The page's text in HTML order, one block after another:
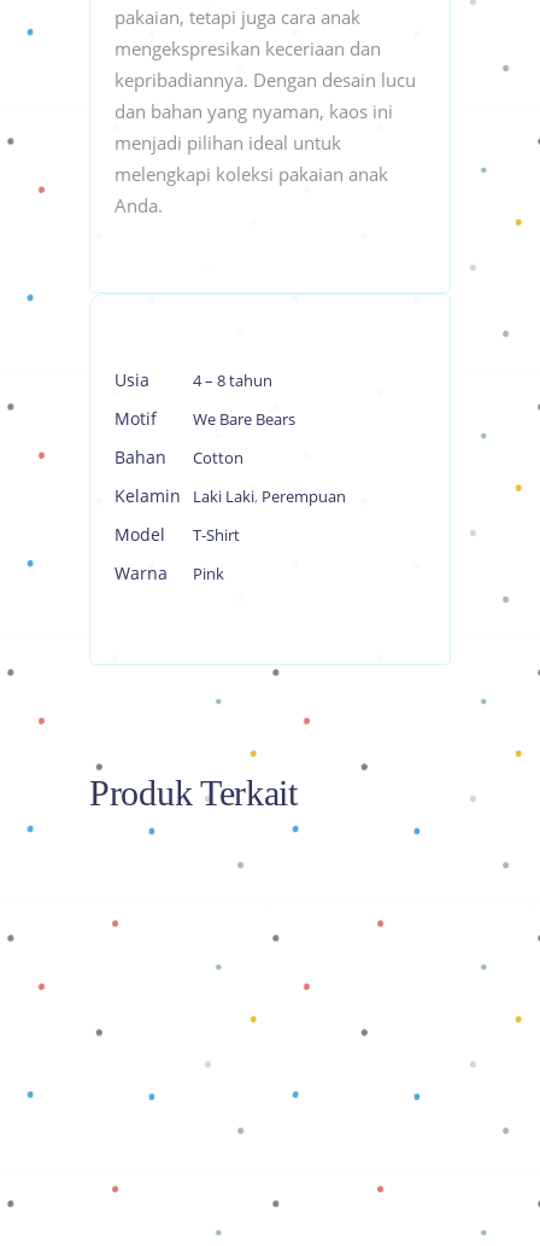
pakaian, tetapi juga cara anak
mengekspresikan keceriaan dan
kepribadiannya. Dengan desain lucu
dan bahan yang nyaman, kaos ini
menjadi pilihan ideal untuk
melengkapi koleksi pakaian anak
Anda.
Usia 4 – 8 tahun
Motif We Bare Bears
Bahan Cotton
Kelamin Laki Laki, Perempuan
Model T-Shirt
Warna Pink
Produk Terkait
Baca selengkapnya